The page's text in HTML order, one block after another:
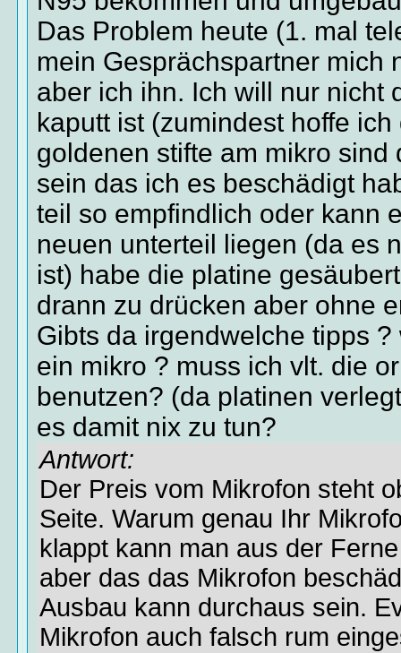
Das Problem heute (1. mal
mein Gesprächspartner mich
aber ich ihn. Ich will nur nicht
kaputt ist (zumindest hoffe ich
goldenen stifte am mikro sind
sein das ich es beschädigt
teil so empfindlich oder kann
neuen unterteil liegen (da es
ist) habe die platine
drann zu drücken aber ohne
Gibts da irgendwelche tipps ?
ein mikro ? muss ich vlt. die
benutzen? (da platinen
es damit nix zu tun?
Antwort:
Der Preis vom Mikrofon steht
Seite. Warum genau Ihr
klappt kann man aus der
aber das das Mikrofon
Ausbau kann durchaus sein.
Mikrofon auch falsch rum